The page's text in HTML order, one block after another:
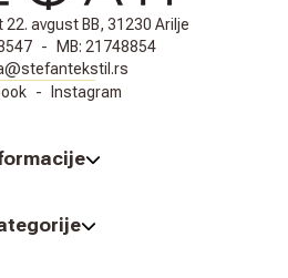
22. avgust BB, 31230 Arilje
- MB: 21748854
- Instagram